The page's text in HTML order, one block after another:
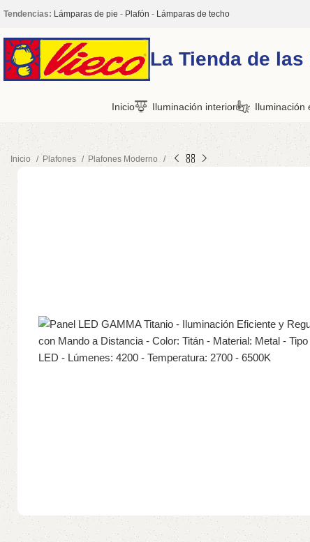
Tendencias: Lámparas de pie - Plafón - Lámparas de techo
La Tienda de
Inicio Iluminación interior Iluminación
Inicio Plafones Plafones Moderno